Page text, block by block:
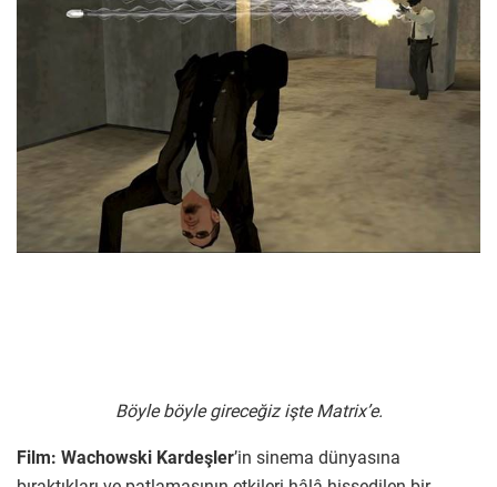
Böyle böyle gireceğiz işte Matrix’e.
Film: Wachowski Kardeşler’in sinema dünyasına